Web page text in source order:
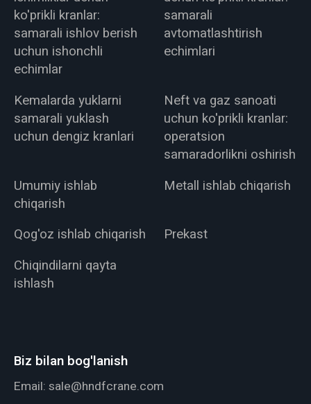
ko'prikli kranlar:
samarali ishlov berish
uchun ishonchli
echimlar
samarali
avtomatlashtirish
echimlari
Kemalarda yuklarni
samarali yuklash
uchun dengiz kranlari
Neft va gaz sanoati
uchun ko'prikli kranlar:
operatsion
samaradorlikni oshirish
Umumiy ishlab
chiqarish
Metall ishlab chiqarish
Qog'oz ishlab chiqarish
Prekast
Chiqindilarni qayta
ishlash
Biz bilan bog'lanish
Email: sale@hndfcrane.com